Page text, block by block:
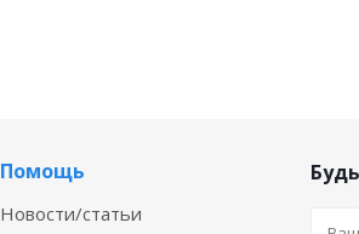
Помощь
Новости/статьи